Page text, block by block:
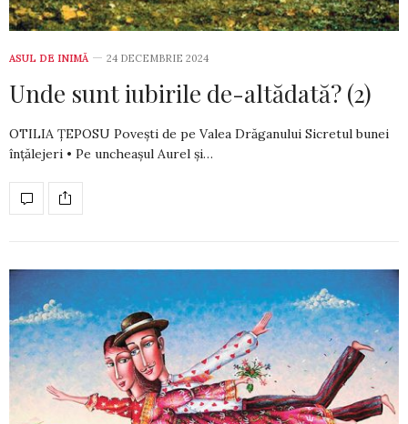
ASUL DE INIMĂ 24 DECEMBRIE 2024
Unde sunt iubirile de-altădată? (2)
OTILIA ȚEPOSU Povești de pe Valea Drăganului Sicretul bunei
înțălejeri • Pe uncheașul Aurel și…